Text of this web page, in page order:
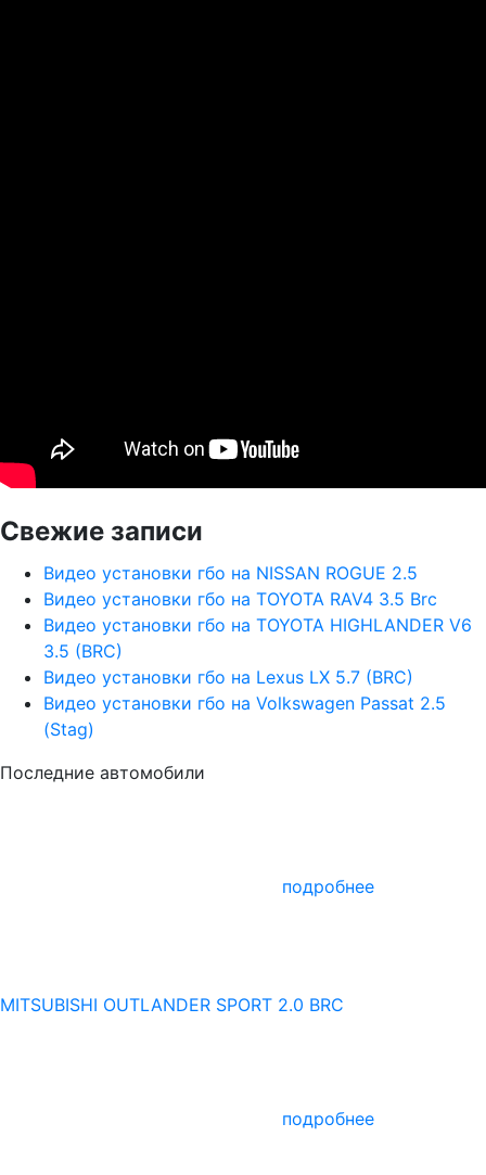
Свежие записи
Видео установки гбо на NISSAN ROGUE 2.5
Видео установки гбо на TOYOTA RAV4 3.5 Brc
Видео установки гбо на TOYOTA HIGHLANDER V6
3.5 (BRC)
Видео установки гбо на Lexus LX 5.7 (BRC)
Видео установки гбо на Volkswagen Passat 2.5
(Stag)
Последние автомобили
подробнее
MITSUBISHI OUTLANDER SPORT 2.0 BRC
подробнее